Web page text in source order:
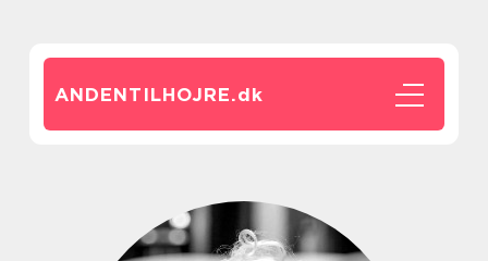
ANDENTILHOJRE.dk